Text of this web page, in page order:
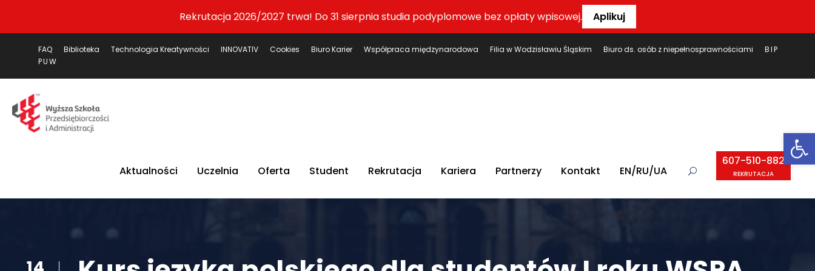
Rekrutacja 2026/2027 trwa! Do 31 sierpnia studia podyplomowe bez opłaty wpisowej. Aplikuj
FAQ Biblioteka Technologia Kreatywności INNOVATIV Cookies Biuro Karier Współpraca międzynarodowa Filia w Wodzisławiu Śląskim Biuro ds. osób z niepełnosprawnościami
BIP
PUW
Aktualności Uczelnia Oferta Student Rekrutacja Kariera Partnerzy Kontakt EN/RU/UA
607-510-882
REKRUTACJA